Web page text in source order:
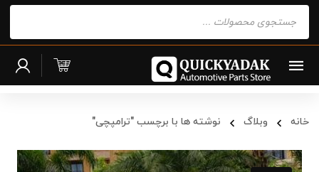
search
خانه وبلاگ نوشته ها با برچسب "ترامپچی"